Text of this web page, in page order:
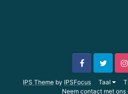
IPS Theme by IPSFocus Taal
Neem contact met ons